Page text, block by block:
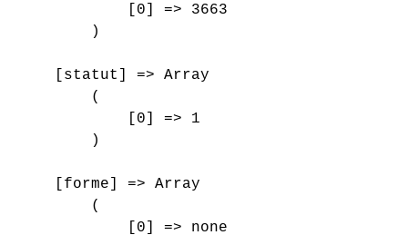
            [0] => 3663
        )
    [statut] => Array
        (
            [0] => 1
        )
    [forme] => Array
        (
            [0] => none